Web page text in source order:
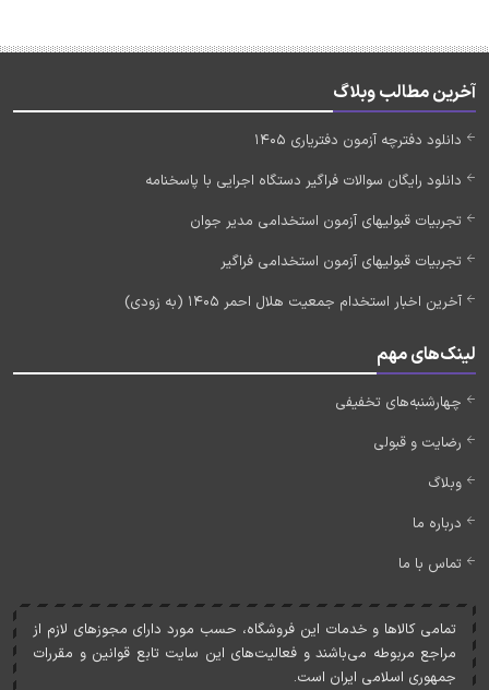
آخرین مطالب وبلاگ
دانلود دفترچه آزمون دفتریاری 1405
دانلود رایگان سوالات فراگیر دستگاه اجرایی با پاسخنامه
تجربیات قبولیهای آزمون استخدامی مدیر جوان
تجربیات قبولیهای آزمون استخدامی فراگیر
آخرین اخبار استخدام جمعیت هلال احمر 1405 (به زودی)
لینک‌های مهم
چهارشنبه‌های تخفیفی
رضایت و قبولی
وبلاگ
درباره ما
تماس با ما
تمامی کالاها و خدمات اين فروشگاه، حسب مورد دارای مجوزهای لازم از
مراجع مربوطه می‌باشند و فعاليت‌های اين سايت تابع قوانين و مقررات
جمهوری اسلامی ايران است.